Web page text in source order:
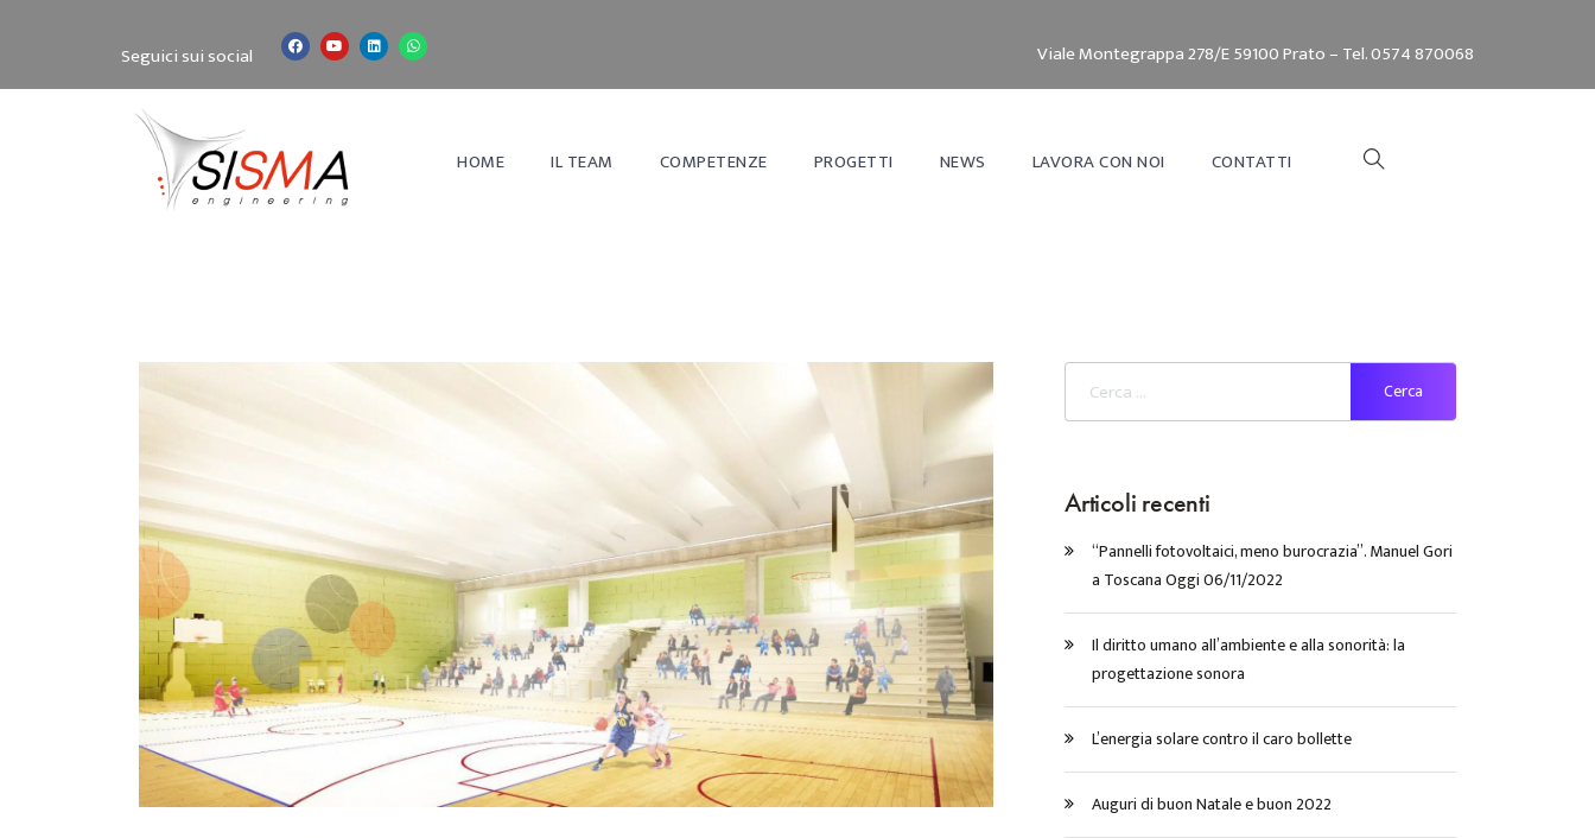
Seguici sui social Viale Montegrappa 278/E 59100 Prato – Tel. 0574 870068
HOME IL TEAM COMPETENZE PROGETTI NEWS LAVORA CON NOI CONTATTI
Articoli recenti
“Pannelli fotovoltaici, meno burocrazia”. Manuel Gori
a Toscana Oggi 06/11/2022
Il diritto umano all’ambiente e alla sonorità: la
progettazione sonora
L’energia solare contro il caro bollette
Auguri di buon Natale e buon 2022